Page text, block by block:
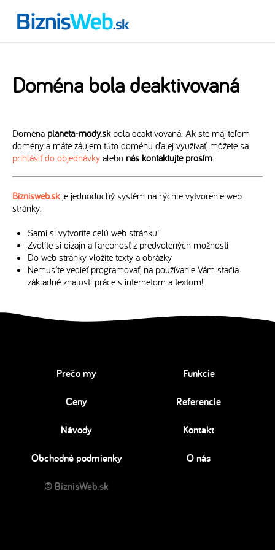
Doména bola deaktivovaná
Doména planeta-mody.skbola deaktivovaná. Ak ste majiteľom
domény a máte záujem túto doménu ďalej využívať, môžete sa
prihlásiť do objednávky alebo nás kontaktujte prosím.
Biznisweb.skje jednoduchý systém na rýchle vytvorenie web
stránky:
Sami si vytvoríte celú web stránku!
Zvolíte si dizajn a farebnosť z predvolených možností
Do web stránky vložíte texty a obrázky
Nemusíte vedieť programovať, na používanie Vám stačia
základné znalosti práce s internetom a textom!
Prečo my Funkcie
Ceny Referencie
Návody Kontakt
Obchodné podmienky O nás
© BiznisWeb.sk